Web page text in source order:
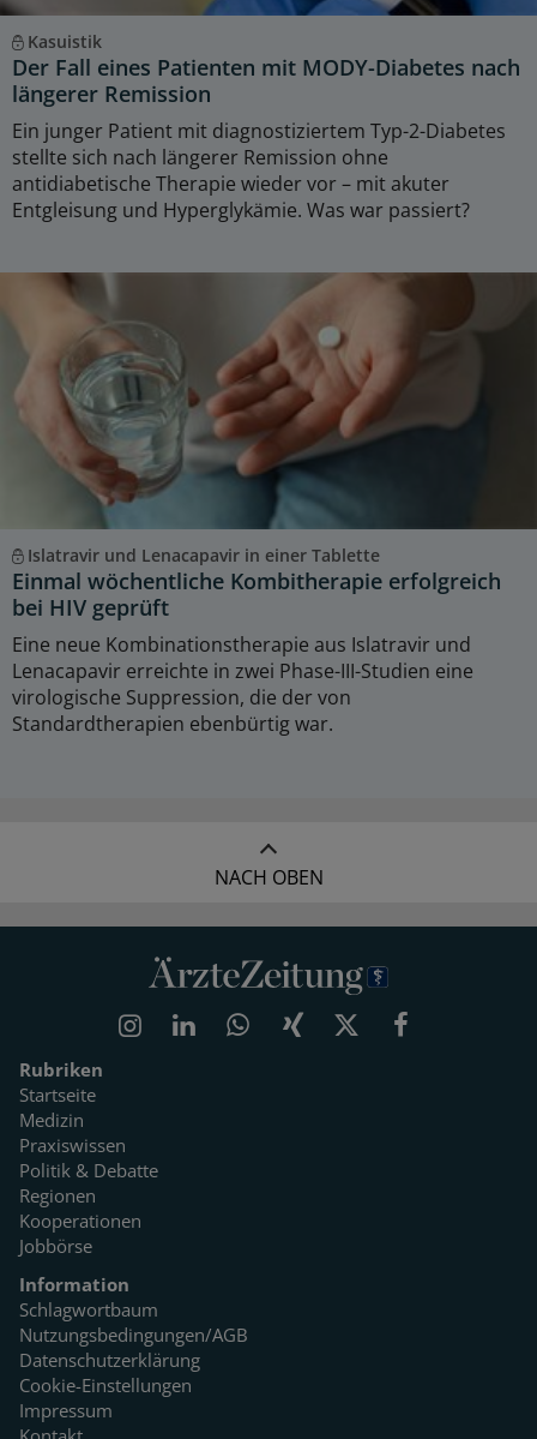
Kasuistik
Der Fall eines Patienten mit MODY-Diabetes nach
längerer Remission
Ein junger Patient mit diagnostiziertem Typ-2-Diabetes
stellte sich nach längerer Remission ohne
antidiabetische Therapie wieder vor – mit akuter
Entgleisung und Hyperglykämie. Was war passiert?
Islatravir und Lenacapavir in einer Tablette
Einmal wöchentliche Kombitherapie erfolgreich
bei HIV geprüft
Eine neue Kombinationstherapie aus Islatravir und
Lenacapavir erreichte in zwei Phase-III-Studien eine
virologische Suppression, die der von
Standardtherapien ebenbürtig war.
NACH OBEN
Rubriken
Startseite
Medizin
Praxiswissen
Politik & Debatte
Regionen
Kooperationen
Jobbörse
Information
Schlagwortbaum
Nutzungsbedingungen/AGB
Datenschutzerklärung
Cookie-Einstellungen
Impressum